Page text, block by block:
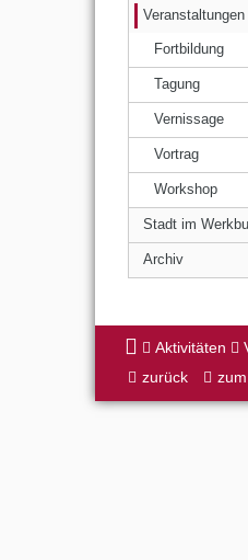
Veranstaltungen
Fortbildung
Tagung
Vernissage
Vortrag
Workshop
Stadt im
Archiv
Aktivitäten
zurück